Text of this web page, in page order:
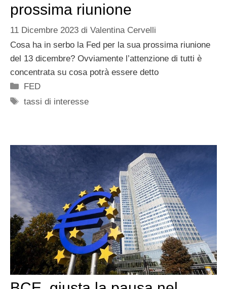
prossima riunione
11 Dicembre 2023 di Valentina Cervelli
Cosa ha in serbo la Fed per la sua prossima riunione
del 13 dicembre? Ovviamente l’attenzione di tutti è
concentrata su cosa potrà essere detto
Categorie
FED
Tag
tassi di interesse